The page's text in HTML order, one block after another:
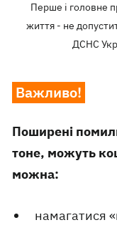
Перше і головне
життя - не
ДСНС
Важливо!
Поширені
тоне, можуть
можна:
намагатися